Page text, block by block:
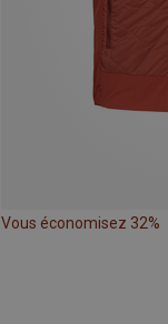
Vous économisez 32%